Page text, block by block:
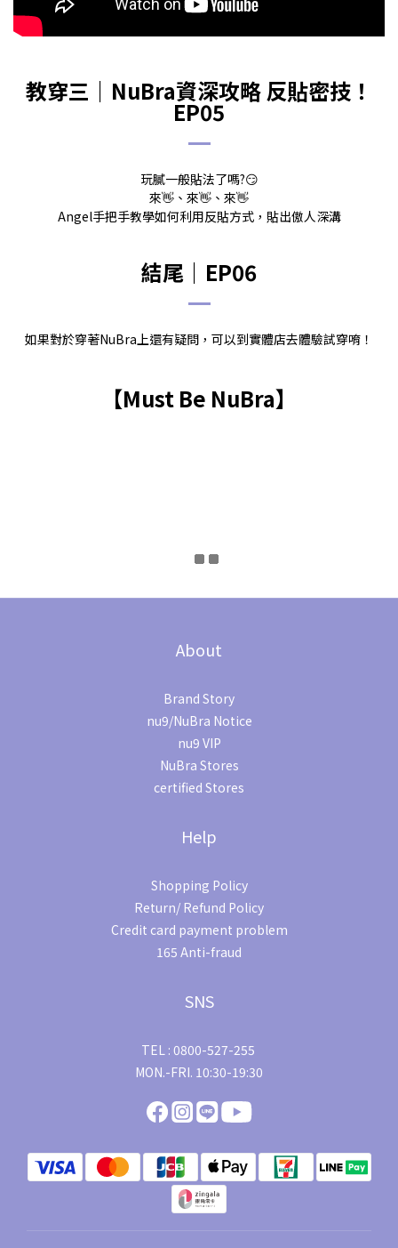
教穿三｜NuBra資深攻略 反貼密技！
EP05
玩膩一般貼法了嗎?😏
來👋、來👋、來👋
Angel手把手教學如何利用反貼方式，貼出傲人深溝
結尾｜EP06
如果對於穿著NuBra上還有疑問，可以到實體店去體驗試穿唷！
【Must Be NuBra】
About
Brand Story
nu9/NuBra Notice
nu9 VIP
NuBra Stores
certified Stores
Help
Shopping Policy
Return/ Refund Policy
Credit card payment problem
165 Anti-fraud
SNS
TEL : 0800-527-255
MON.-FRI. 10:30-19:30